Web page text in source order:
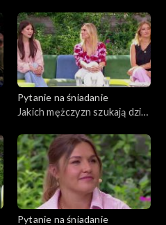
Pytanie na śniadanie
Jakich mężczyzn szukają dziś
Pytanie na śniadanie